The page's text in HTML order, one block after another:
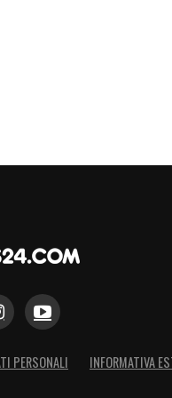
PERSONALI INFORMATIVA